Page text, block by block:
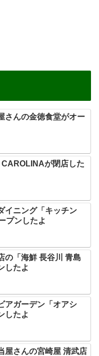
さんの金徳食堂がオー
CAROLINAが閉店した
イニング「キッチン
プンしたよ
の「海鮮 長谷川 青島
したよ
アガーデン「オアシ
したよ
屋さんの宮崎屋 清武店